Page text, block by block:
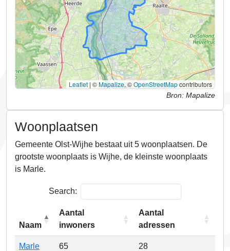
Leaflet | ©Mapalize, ©OpenStreetMapcontributors
Bron: Mapalize
Woonplaatsen
Gemeente Olst-Wijhe bestaat uit 5 woonplaatsen. De
grootste woonplaats is Wijhe, de kleinste woonplaats
is Marle.
Search:
Naam
Aantal
inwoners
Aantal
adressen
Marle 65 28